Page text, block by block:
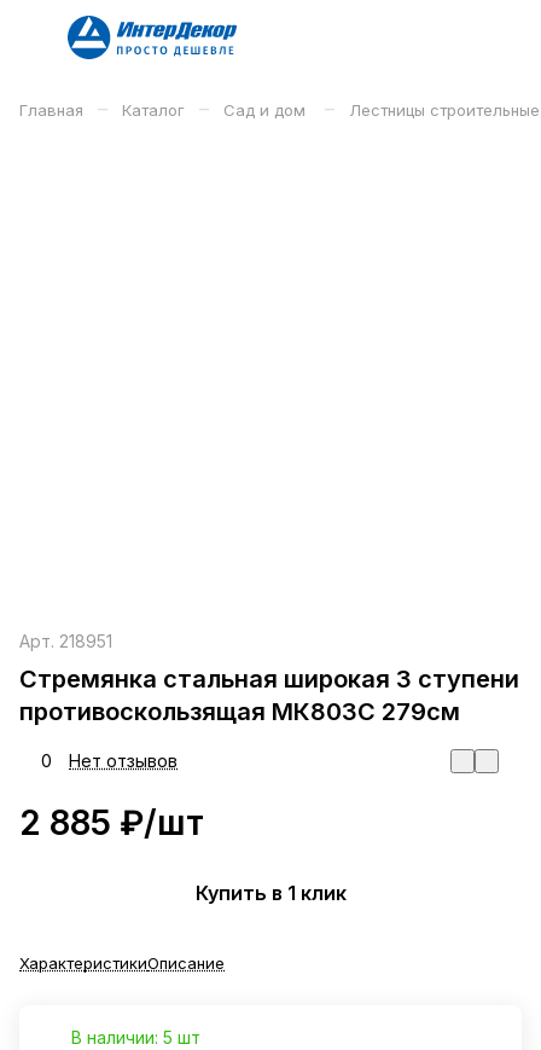
Главная – Каталог – Сад и дом – Лестницы
Арт. 218951
Стремянка стальная широкая 3 ступени
противоскользящая МК803С 279см
0 Нет отзывов
2 885 ₽/шт
Купить в 1 клик
ХарактеристикиОписание
В наличии: 5 шт